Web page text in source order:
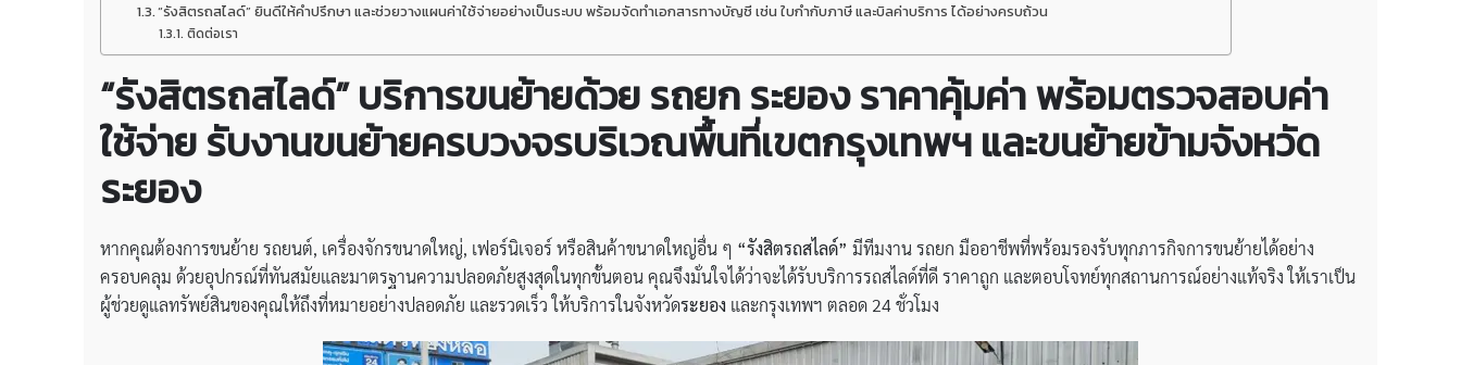
“รังสิตรถสไลด์” ยินดีให้คำปรึกษา และช่วยวางแผนค่าใช้จ่ายอย่างเป็นระบบ พร้อมจัดทำเอกสารทางบัญชี เช่น ใบกำกับภาษี และบิลค่าบริการ ได้อย่างครบถ้วน
ติดต่อเรา
“รังสิตรถสไลด์” บริการขนย้ายด้วยรถยก ระยอง ราคาคุ้มค่าพร้อมตรวจสอบค่า
ใช้จ่าย รับงานขนย้ายครบวงจรบริเวณพื้นที่เขตกรุงเทพฯ และขนย้ายข้ามจังหวัด
ระยอง
หากคุณต้องการขนย้าย รถยนต์, เครื่องจักรขนาดใหญ่, เฟอร์นิเจอร์ หรือสินค้าขนาดใหญ่อื่น ๆ “รังสิตรถสไลด์” มีทีมงาน รถยก มืออาชีพที่พร้อมรองรับทุกภารกิจการขนย้ายได้อย่าง
ครอบคลุม ด้วยอุปกรณ์ที่ทันสมัยและมาตรฐานความปลอดภัยสูงสุดในทุกขั้นตอน คุณจึงมั่นใจได้ว่าจะได้รับบริการรถสไลด์ที่ดี ราคาถูก และตอบโจทย์ทุกสถานการณ์อย่างแท้จริง ให้เราเป็น
ผู้ช่วยดูแลทรัพย์สินของคุณให้ถึงที่หมายอย่างปลอดภัย และรวดเร็ว ให้บริการในจังหวัดระยอง และกรุงเทพฯ ตลอด 24 ชั่วโมง